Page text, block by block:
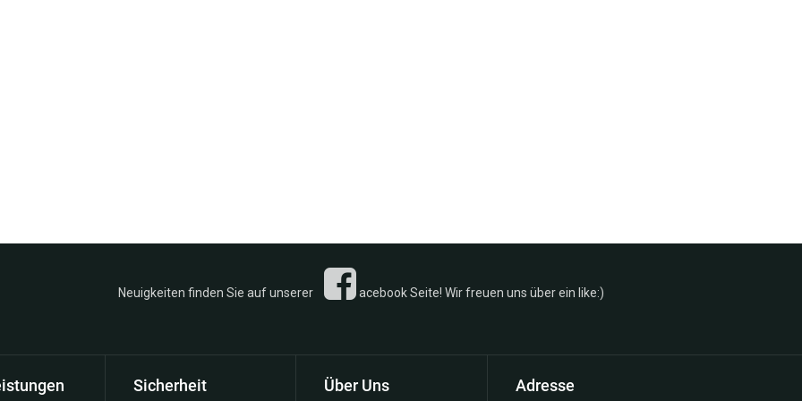
Sie auf unserer acebook Seite! Wir freuen uns über ein like:)
Sicherheit Über Uns Adresse